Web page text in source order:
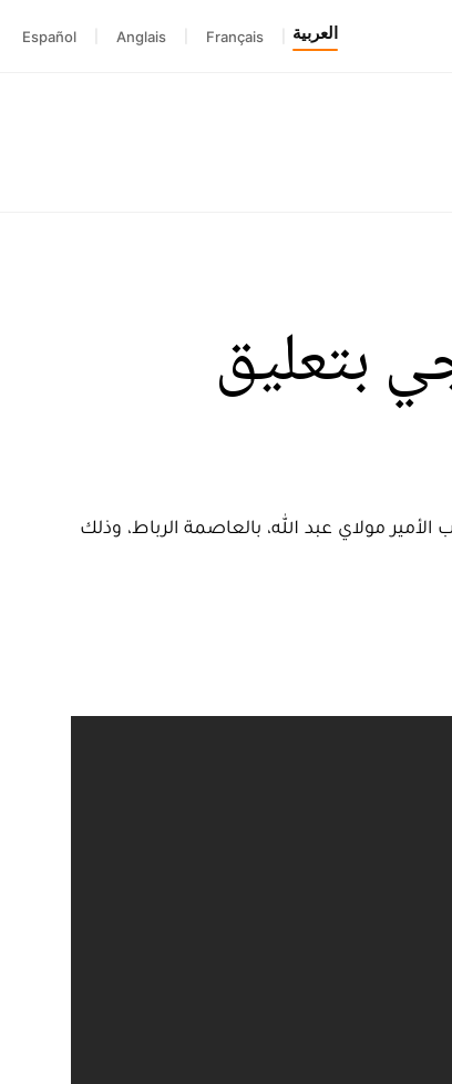
العربية Français
Anglais
Español
بتعليق
مولاي عبد الله، بالعاصمة الرباط، وذلك